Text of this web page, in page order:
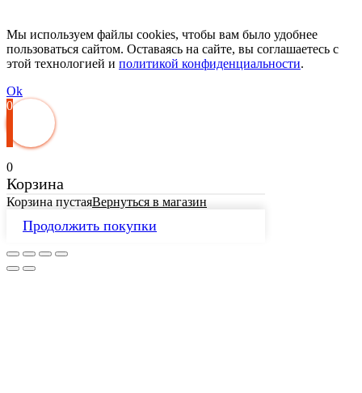
Мы используем файлы cookies, чтобы вам было удобнее
пользоваться сайтом. Оставаясь на сайте, вы соглашаетесь с
этой технологией и политикой конфиденциальности.
Ok
0
0
Корзина
Корзина пустаяВернуться в магазин
Продолжить покупки